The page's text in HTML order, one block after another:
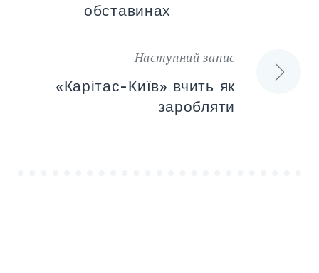
обставинах
Наступний запис
«Карітас-Київ» вчить як
заробляти